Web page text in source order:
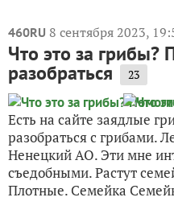
460RU 8 сентября 2023,
Что это за грибы?
разобраться 23
Есть на сайте заядлые
разобраться с грибами.
Ненецкий АО. Эти мне
съедобными. Растут
Плотные. Семейка Семейка